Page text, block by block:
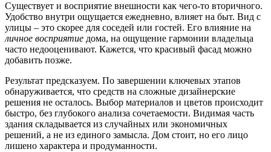
Существует и восприятие внешности как чего-то вторичного.
Удобство внутри ощущается ежедневно, влияет на быт. Вид с
улицы – это скорее для соседей или гостей. Его влияние на
личное восприятие дома, на ощущение гармонии владельца
часто недооценивают. Кажется, что красивый фасад можно
добавить позже.
Результат предсказуем. По завершении ключевых этапов
обнаруживается, что средств на сложные дизайнерские
решения не осталось. Выбор материалов и цветов происходит
быстро, без глубокого анализа сочетаемости. Видимая часть
здания складывается из случайных или экономичных
решений, а не из единого замысла. Дом стоит, но его лицо
лишено характера и продуманности.